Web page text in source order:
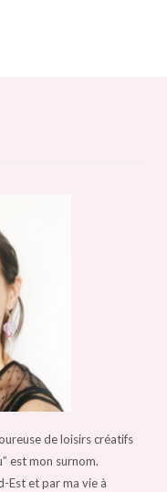
de loisirs créatifs
est mon surnom.
Est et par ma vie à